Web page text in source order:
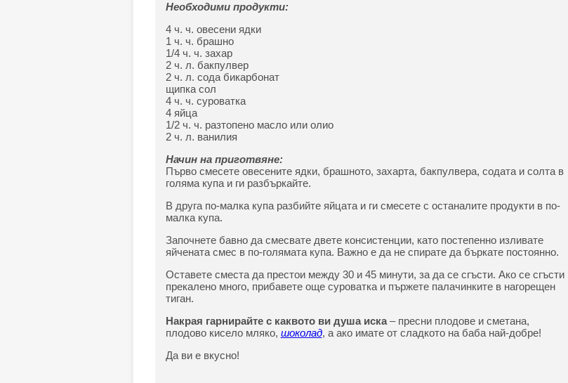
Необходими продукти:
4 ч. ч. овесени ядки
1 ч. ч. брашно
1/4 ч. ч. захар
2 ч. л. бакпулвер
2 ч. л. сода бикарбонат
щипка сол
4 ч. ч. суроватка
4 яйца
1/2 ч. ч. разтопено масло или олио
2 ч. л. ванилия
Начин на приготвяне:
Първо смесете овесените ядки, брашното, захарта, бакпулвера, содата и солта в
голяма купа и ги разбъркайте.
В друга по-малка купа разбийте яйцата и ги смесете с останалите продукти в по-
малка купа.
Започнете бавно да смесвате двете консистенции, като постепенно изливате
яйчената смес в по-голямата купа. Важно е да не спирате да бъркате постоянно.
Оставете сместа да престои между 30 и 45 минути, за да се сгъсти. Ако се сгъсти
прекалено много, прибавете още суроватка и пържете палачинките в нагорещен
тиган.
Накрая гарнирайте с каквото ви душа иска– пресни плодове и сметана,
плодово кисело мляко, шоколад, а ако имате от сладкото на баба най-добре!
Да ви е вкусно!